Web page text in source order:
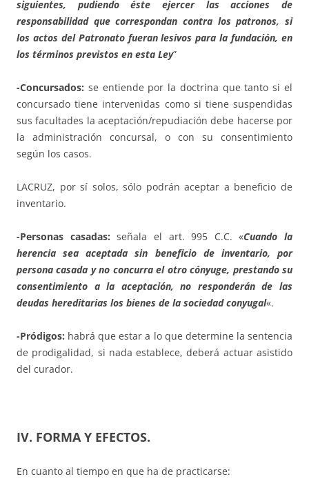
siguientes, pudiendo éste ejercer las acciones de
responsabilidad que correspondan contra los patronos, si
los actos del Patronato fueran lesivos para la fundación, en
los términos previstos en esta Ley”
-Concursados: se entiende por la doctrina que tanto si el
concursado tiene intervenidas como si tiene suspendidas
sus facultades la aceptación/repudiación debe hacerse por
la administración concursal, o con su consentimiento
según los casos.
LACRUZ, por sí solos, sólo podrán aceptar a beneficio de
inventario.
-Personas casadas:señala el art. 995 C.C. «Cuando la
herencia sea aceptada sin beneficio de inventario, por
persona casada y no concurra el otro cónyuge, prestando su
consentimiento a la aceptación, no responderán de las
deudas hereditarias los bienes de la sociedad conyugal«.
-Pródigos: habrá que estar a lo que determine la sentencia
de prodigalidad, si nada establece, deberá actuar asistido
del curador.
IV. FORMA Y EFECTOS.
En cuanto al tiempo en que ha de practicarse: